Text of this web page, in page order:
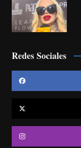
Redes Sociales